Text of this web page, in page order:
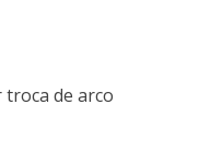
de arco